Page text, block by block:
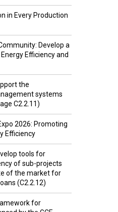
in Every Production
Develop a
Efficiency and
the
systems
C2.2.11)
2026: Promoting
Efficiency
tools for
of sub-projects
of the market for
(C2.2.12)
for